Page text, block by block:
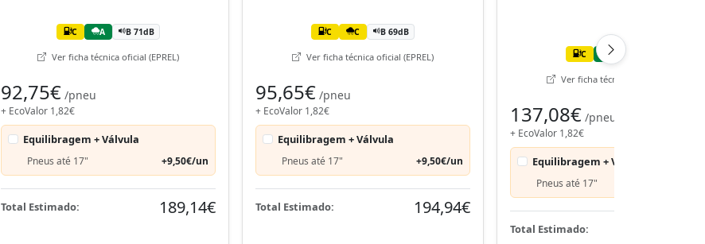
C A B 71dB
Ver ficha técnica oficial (EPREL)
92,75€ /pneu
+ EcoValor 1,82€
Equilibragem + Válvula
Pneus até 17" +9,50€/un
Total Estimado: 189,14€
C C B 69dB
Ver ficha técnica oficial (EPREL)
95,65€ /pneu
+ EcoValor 1,82€
Equilibragem + Válvula
Pneus até 17" +9,50€/un
Total Estimado: 194,94€
C A
Ver ficha técnica oficial (EPREL)
137,08€ /pneu
+ EcoValor 1,82€
Equilibragem + Válvula
Pneus até 17"
Total Estimado: